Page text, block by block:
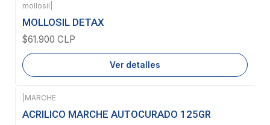
Agotado
mollosil
MOLLOSIL DETAX
$61.900 CLP
Ver detalles
MARCHE
ACRILICO MARCHE AUTOCURADO 125GR